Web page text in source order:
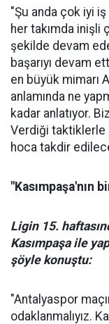
"Şu anda çok iyi iş
her takımda inişli
şekilde devam
başarıyı devam
en büyük mimarı
anlamında ne
kadar anlatıyor.
Verdiği taktiklerle
hoca takdir
"Kasımpaşa'nın
Ligin 15.
Kasımpaşa ile
şöyle konuştu:
"Antalyaspor
odaklanmalıyız.